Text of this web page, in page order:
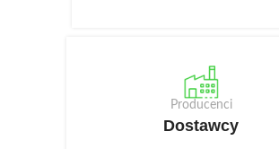
Producenci
Dostawcy